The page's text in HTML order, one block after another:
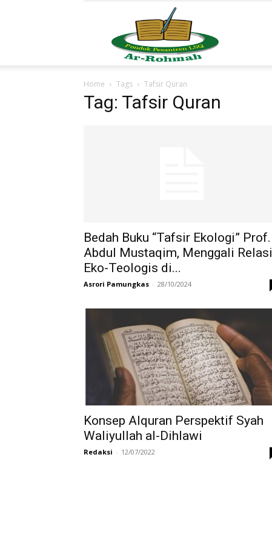
Home Tags Tafsir Quran
Tag: Tafsir Quran
Bedah Buku “Tafsir Ekologi” Prof.
Abdul Mustaqim, Menggali Relasi
Eko-Teologis di...
Asrori Pamungkas - 28/10/2024
Konsep Alquran Perspektif Syah
Waliyullah al-Dihlawi
Redaksi - 12/07/2022